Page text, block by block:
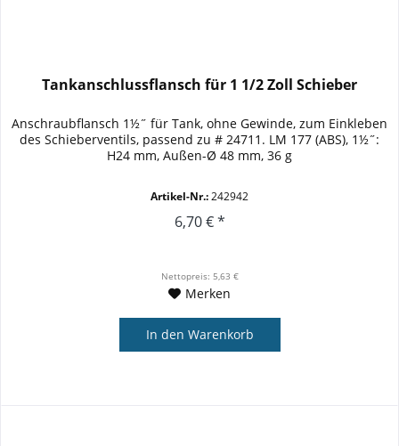
Tankanschlussflansch für 1 1/2 Zoll Schieber
Anschraubflansch 1½˝ für Tank, ohne Gewinde, zum Einkleben
des Schieberventils, passend zu # 24711. LM 177 (ABS), 1½˝:
H24 mm, Außen-Ø 48 mm, 36 g
Artikel-Nr.:242942
6,70 € *
Nettopreis: 5,63 €
Merken
In den Warenkorb